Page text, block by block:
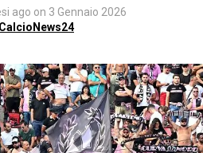
ago on 3 Gennaio 2026